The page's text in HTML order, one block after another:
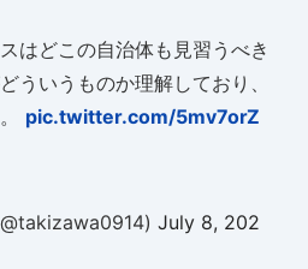
はどこの自治体も見習うべき
ういうものか理解しており、
pic.twitter.com/5mv7orZ
July 8, 202